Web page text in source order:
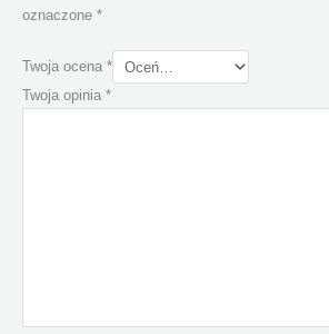
oznaczone *
Twoja ocena *
Twoja opinia *